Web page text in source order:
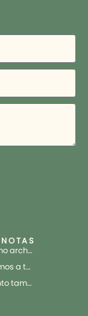
El cuerpo como archivo vivo
¿Como llegamos a tratar el cuerpo como una máquina?
El conocimiento también tiene cuerpo